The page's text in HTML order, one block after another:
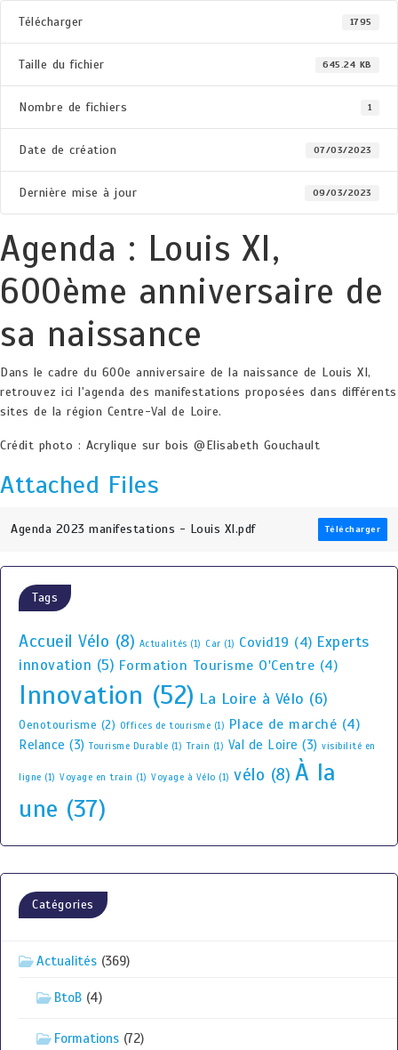
Télécharger 1795
Taille du fichier 645.24 KB
Nombre de fichiers 1
Date de création 07/03/2023
Dernière mise à jour 09/03/2023
Agenda : Louis XI,
600ème anniversaire de
sa naissance
Dans le cadre du 600e anniversaire de la naissance de Louis XI,
retrouvez ici l'agenda des manifestations proposées dans différents
sites de la région Centre-Val de Loire.
Crédit photo : Acrylique sur bois @Elisabeth Gouchault
Attached Files
Agenda 2023 manifestations - Louis XI.pdf Télécharger
Tags
Accueil Vélo (8) Actualités (1) Car (1) Covid19 (4) Experts
innovation (5) Formation Tourisme O'Centre (4)
Innovation (52) La Loire à Vélo (6)
Oenotourisme (2) Offices de tourisme (1) Place de marché (4)
Relance (3) Tourisme Durable (1) Train (1) Val de Loire (3) visibilité en
ligne (1) Voyage en train (1) Voyage à Vélo (1) vélo (8) À la
une (37)
Catégories
Actualités (369)
BtoB (4)
Formations (72)